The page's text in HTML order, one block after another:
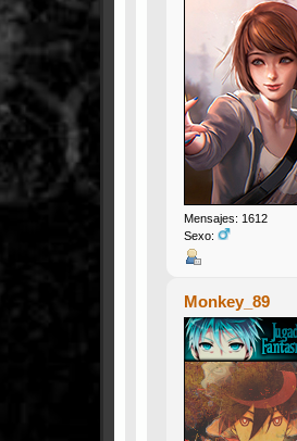
Mensajes: 1612
Sexo:
Monkey_89